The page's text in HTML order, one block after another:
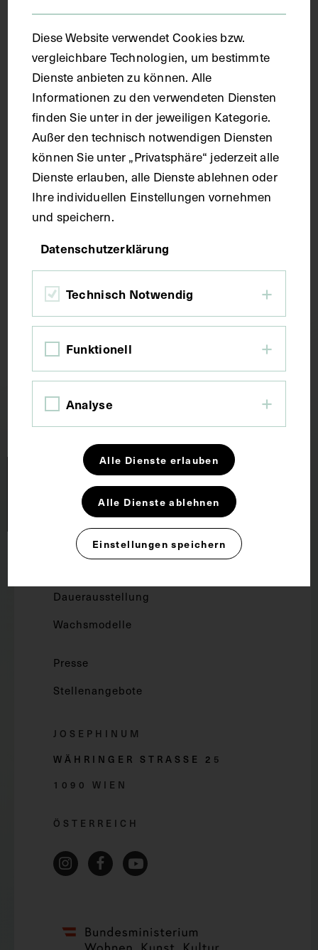
Porträt von Joseph II., abgebildet mit
dem Orden vom Goldenen Vlies und
Erzherzogshut
JOHANN CHRISTOPH SYSANGCIRCA 1750
Dauerausstellung
Wachsmodelle
Presse
Stellenangebote
JOSEPHINUM
WÄHRINGER STRASSE 2 5
1090 WIEN
ÖSTERREICH
Diese Website verwendet Cookies bzw.
vergleichbare Technologien, um bestimmte
Dienste anbieten zu können. Alle
Informationen zu den verwendeten Diensten
finden Sie unter in der jeweiligen Kategorie.
Außer den technisch notwendigen Diensten
können Sie unter „Privatsphäre“ jederzeit alle
Dienste erlauben, alle Dienste ablehnen oder
Ihre individuellen Einstellungen vornehmen
und speichern.
Datenschutzerklärung
Technisch Notwendig
Funktionell
Analyse
Alle Dienste erlauben
Alle Dienste ablehnen
Einstellungen speichern